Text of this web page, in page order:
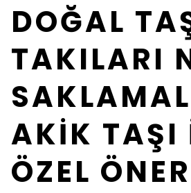
DOĞAL
TAKILARI
AKİK TAŞI
ÖZEL